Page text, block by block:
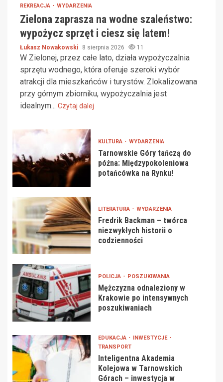
REKREACJA WYDARZENIA
Zielona zaprasza na wodne szaleństwo:
wypożycz sprzęt i ciesz się latem!
Łukasz Nowakowski 8 sierpnia 2026 11
W Zielonej, przez całe lato, działa wypożyczalnia
sprzętu wodnego, która oferuje szeroki wybór
atrakcji dla mieszkańców i turystów. Zlokalizowana
przy górnym zbiorniku, wypożyczalnia jest
idealnym... Czytaj dalej
KULTURA WYDARZENIA
Tarnowskie Góry tańczą do
późna: Międzypokoleniowa
potańcówka na Rynku!
LITERATURA WYDARZENIA
Fredrik Backman – twórca
niezwykłych historii o
codzienności
POLICJA POSZUKIWANIA
Mężczyzna odnaleziony w
Krakowie po intensywnych
poszukiwaniach
EDUKACJA
INWESTYCJE
TRANSPORT
Inteligentna Akademia
Kolejowa w Tarnowskich
Górach – inwestycja w